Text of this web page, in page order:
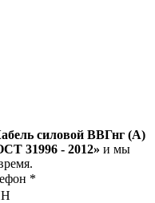
силовой ВВГнг (A)
31996 - 2012» и мы
*